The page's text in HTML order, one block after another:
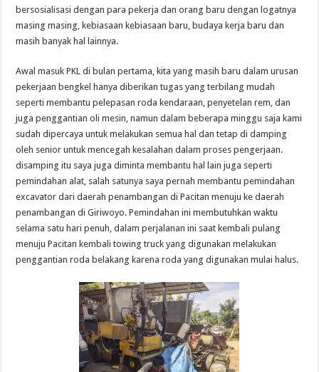
bersosialisasi dengan para pekerja dan orang baru dengan logatnya
masing masing, kebiasaan kebiasaan baru, budaya kerja baru dan
masih banyak hal lainnya.
Awal masuk PKL di bulan pertama, kita yang masih baru dalam urusan
pekerjaan bengkel hanya diberikan tugas yang terbilang mudah
seperti membantu pelepasan roda kendaraan, penyetelan rem, dan
juga penggantian oli mesin, namun dalam beberapa minggu saja kami
sudah dipercaya untuk melakukan semua hal dan tetap di damping
oleh senior untuk mencegah kesalahan dalam proses pengerjaan.
disamping itu saya juga diminta membantu hal lain juga seperti
pemindahan alat, salah satunya saya pernah membantu pemindahan
excavator dari daerah penambangan di Pacitan menuju ke daerah
penambangan di Giriwoyo. Pemindahan ini membutuhkan waktu
selama satu hari penuh, dalam perjalanan ini saat kembali pulang
menuju Pacitan kembali towing truck yang digunakan melakukan
penggantian roda belakang karena roda yang digunakan mulai halus.